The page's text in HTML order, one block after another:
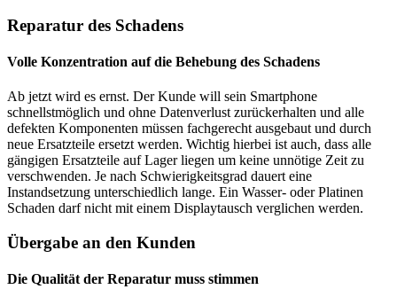
Reparatur des Schadens
Volle Konzentration auf die Behebung des Schadens
Ab jetzt wird es ernst. Der Kunde will sein Smartphone
schnellstmöglich und ohne Datenverlust zurückerhalten und alle
defekten Komponenten müssen fachgerecht ausgebaut und durch
neue Ersatzteile ersetzt werden. Wichtig hierbei ist auch, dass alle
gängigen Ersatzteile auf Lager liegen um keine unnötige Zeit zu
verschwenden. Je nach Schwierigkeitsgrad dauert eine
Instandsetzung unterschiedlich lange. Ein Wasser- oder Platinen
Schaden darf nicht mit einem Displaytausch verglichen werden.
Übergabe an den Kunden
Die Qualität der Reparatur muss stimmen